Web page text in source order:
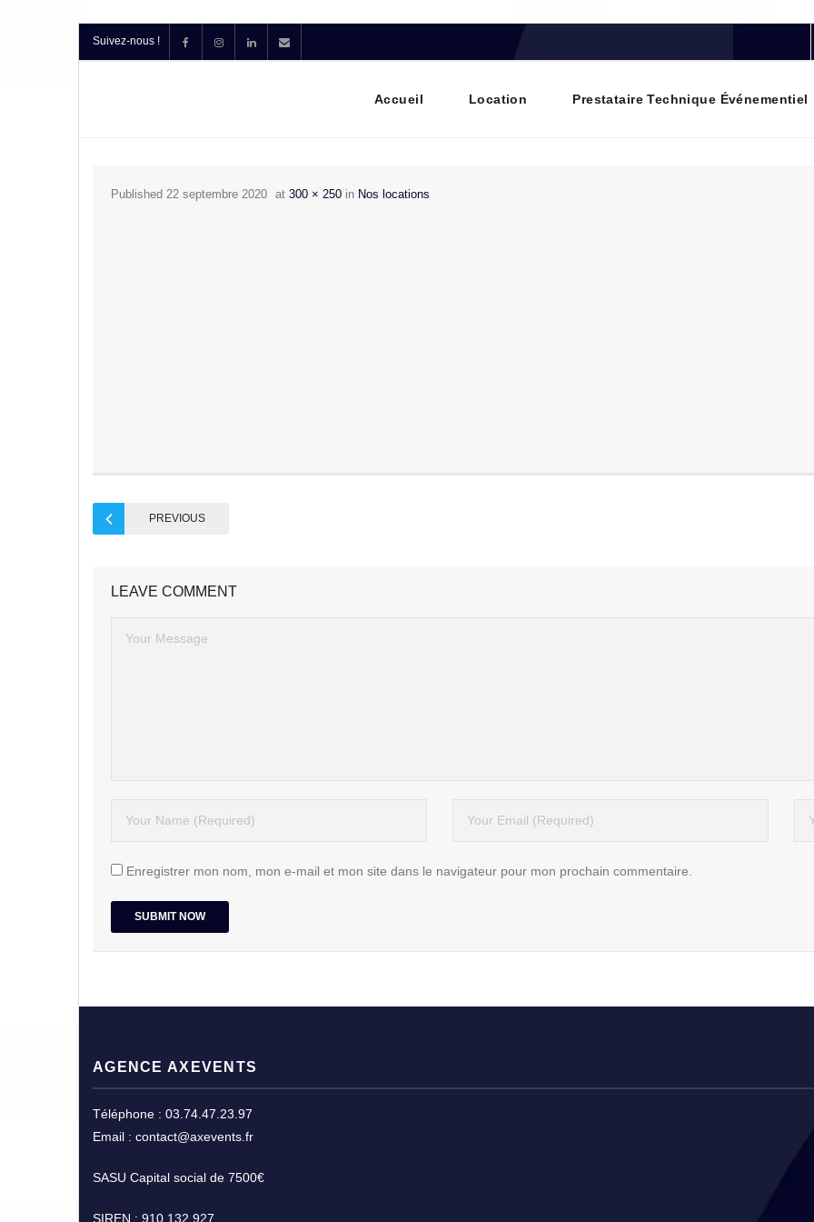
Suivez-nous !
Accueil Location Prestataire Technique Événementiel
Published 22 septembre 2020 at 300 × 250 in Nos locations
PREVIOUS
LEAVE COMMENT
Enregistrer mon nom, mon e-mail et mon site dans le navigateur pour mon prochain commentaire.
AGENCE AXEVENTS
Téléphone : 03.74.47.23.97
Email : contact@axevents.fr
SASU Capital social de 7500€
SIREN : 910 132 927